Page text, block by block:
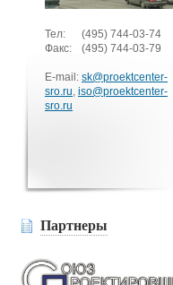
Тел: (495) 744-03-74
Факс:
(495) 744-03-79
E-mail: sk@proektcenter-
sro.ru, iso@proektcenter-
sro.ru
Партнеры